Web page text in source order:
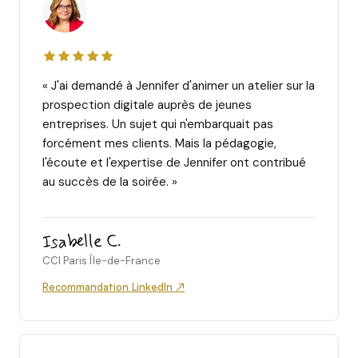
« J'ai demandé à Jennifer d'animer un atelier sur la
prospection digitale auprès de jeunes
entreprises. Un sujet qui n'embarquait pas
forcément mes clients. Mais la pédagogie,
l'écoute et l'expertise de Jennifer ont contribué
au succès de la soirée. »
Isabelle C.
CCI Paris Île-de-France
Recommandation LinkedIn ↗